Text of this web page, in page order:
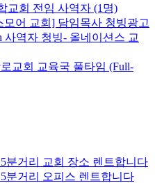
교회 전임 사역자 (1명)
모어 교회] 담임목사 청빙광고
사역자 청빙- 올네이션스 교
교회 교육국 풀타임 (Full-
분거리 교회 장소 렌트합니다
분거리 오피스 렌트합니다